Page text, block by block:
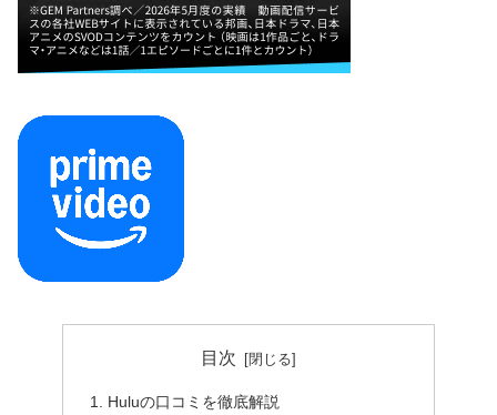
目次
Huluの口コミを徹底解説